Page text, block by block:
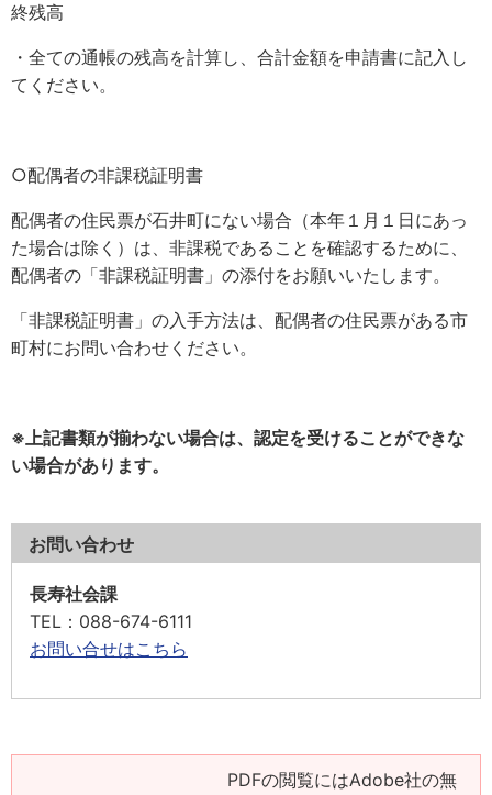
終残高
・全ての通帳の残高を計算し、合計金額を申請書に記入し
てください。
○配偶者の非課税証明書
配偶者の住民票が石井町にない場合（本年１月１日にあっ
た場合は除く）は、非課税であることを確認するために、
配偶者の「非課税証明書」の添付をお願いいたします。
「非課税証明書」の入手方法は、配偶者の住民票がある市
町村にお問い合わせください。
※上記書類が揃わない場合は、認定を受けることができな
い場合があります。
お問い合わせ
長寿社会課
TEL ：088-674-6111
お問い合せはこちら
PDFの閲覧にはAdobe社の無